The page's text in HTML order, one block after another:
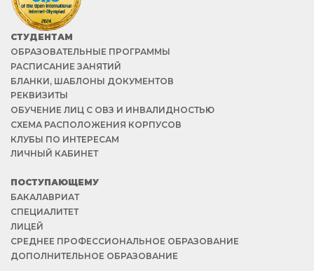
СТУДЕНТАМ
ОБРАЗОВАТЕЛЬНЫЕ ПРОГРАММЫ
РАСПИСАНИЕ ЗАНЯТИЙ
БЛАНКИ, ШАБЛОНЫ ДОКУМЕНТОВ
РЕКВИЗИТЫ
ОБУЧЕНИЕ ЛИЦ С ОВЗ И ИНВАЛИДНОСТЬЮ
СХЕМА РАСПОЛОЖЕНИЯ КОРПУСОВ
КЛУБЫ ПО ИНТЕРЕСАМ
ЛИЧНЫЙ КАБИНЕТ
ПОСТУПАЮЩЕМУ
БАКАЛАВРИАТ
СПЕЦИАЛИТЕТ
ЛИЦЕЙ
СРЕДНЕЕ ПРОФЕССИОНАЛЬНОЕ ОБРАЗОВАНИЕ
ДОПОЛНИТЕЛЬНОЕ ОБРАЗОВАНИЕ